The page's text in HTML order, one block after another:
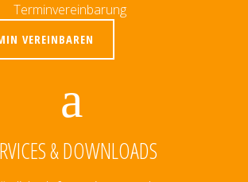
Terminvereinbarung
VEREINBAREN
& DOWNLOADS